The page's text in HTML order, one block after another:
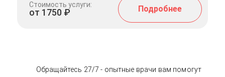
Стоимость услуги:
от 1750 ₽ Подробнее
Обращайтесь 27/7 - опытные врачи вам помогут